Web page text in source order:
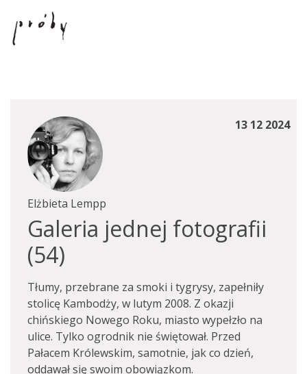
13 12 2024
Elżbieta Lempp
Galeria jednej fotografii
(54)
Tłumy, przebrane za smoki i tygrysy, zapełniły
stolicę Kambodży, w lutym 2008. Z okazji
chińskiego Nowego Roku, miasto wypełzło na
ulice. Tylko ogrodnik nie świętował. Przed
Pałacem Królewskim, samotnie, jak co dzień,
oddawał się swoim obowiązkom.